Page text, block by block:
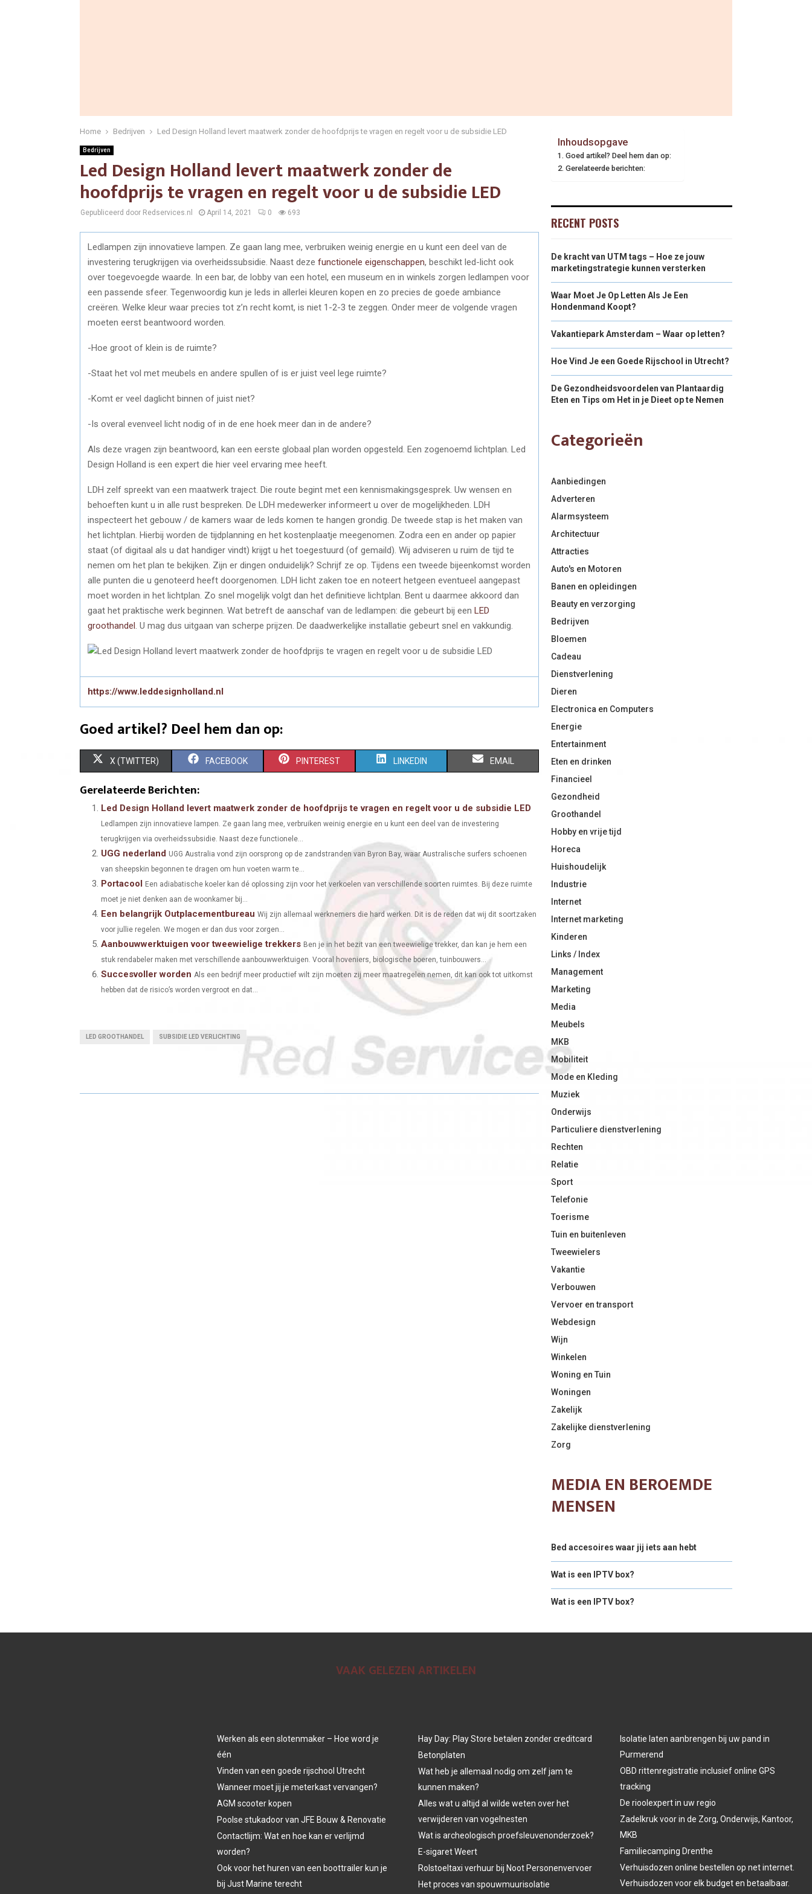
Home Bedrijven Led Design Holland levert maatwerk zonder de hoofdprijs te vragen en regelt voor u de subsidie LED
Bedrijven
Led Design Holland levert maatwerk zonder de
hoofdprijs te vragen en regelt voor u de subsidie LED
Gepubliceerd door Redservices.nl April 14, 2021 0 693
Ledlampen zijn innovatieve lampen. Ze gaan lang mee, verbruiken weinig energie en u kunt een deel van de
investering terugkrijgen via overheidssubsidie. Naast deze functionele eigenschappen, beschikt led-licht ook
over toegevoegde waarde. In een bar, de lobby van een hotel, een museum en in winkels zorgen ledlampen voor
een passende sfeer. Tegenwoordig kun je leds in allerlei kleuren kopen en zo precies de goede ambiance
creëren. Welke kleur waar precies tot z’n recht komt, is niet 1-2-3 te zeggen. Onder meer de volgende vragen
moeten eerst beantwoord worden.
-Hoe groot of klein is de ruimte?
-Staat het vol met meubels en andere spullen of is er juist veel lege ruimte?
-Komt er veel daglicht binnen of juist niet?
-Is overal evenveel licht nodig of in de ene hoek meer dan in de andere?
Als deze vragen zijn beantwoord, kan een eerste globaal plan worden opgesteld. Een zogenoemd lichtplan. Led
Design Holland is een expert die hier veel ervaring mee heeft.
LDH zelf spreekt van een maatwerk traject. Die route begint met een kennismakingsgesprek. Uw wensen en
behoeften kunt u in alle rust bespreken. De LDH medewerker informeert u over de mogelijkheden. LDH
inspecteert het gebouw / de kamers waar de leds komen te hangen grondig. De tweede stap is het maken van
het lichtplan. Hierbij worden de tijdplanning en het kostenplaatje meegenomen. Zodra een en ander op papier
staat (of digitaal als u dat handiger vindt) krijgt u het toegestuurd (of gemaild). Wij adviseren u ruim de tijd te
nemen om het plan te bekijken. Zijn er dingen onduidelijk? Schrijf ze op. Tijdens een tweede bijeenkomst worden
alle punten die u genoteerd heeft doorgenomen. LDH licht zaken toe en noteert hetgeen eventueel aangepast
moet worden in het lichtplan. Zo snel mogelijk volgt dan het definitieve lichtplan. Bent u daarmee akkoord dan
gaat het praktische werk beginnen. Wat betreft de aanschaf van de ledlampen: die gebeurt bij een LED
groothandel . U mag dus uitgaan van scherpe prijzen. De daadwerkelijke installatie gebeurt snel en vakkundig.
https://www.leddesignholland.nl
Goed artikel? Deel hem dan op:
S
R
O
X (TWITTER) S
A
R
O
FACEBOOK S
R
O
PINTEREST S
R
E
LINKEDIN S
R
N
EMAIL
Gerelateerde Berichten:
Led Design Holland levert maatwerk zonder de hoofdprijs te vragen en regelt voor u de subsidie LED
Ledlampen zijn innovatieve lampen. Ze gaan lang mee, verbruiken weinig energie en u kunt een deel van de investering
terugkrijgen via overheidssubsidie. Naast deze functionele...
UGG nederland UGG Australia vond zijn oorsprong op de zandstranden van Byron Bay, waar Australische surfers schoenen
van sheepskin begonnen te dragen om hun voeten warm te...
Portacool Een adiabatische koeler kan dé oplossing zijn voor het verkoelen van verschillende soorten ruimtes. Bij deze ruimte
moet je niet denken aan de woonkamer bij...
Een belangrijk Outplacementbureau Wij zijn allemaal werknemers die hard werken. Dit is de reden dat wij dit soortzaken
voor jullie regelen. We mogen er dan dus voor zorgen...
Aanbouwwerktuigen voor tweewielige trekkers Ben je in het bezit van een tweewielige trekker, dan kan je hem een
stuk rendabeler maken met verschillende aanbouwwerktuigen. Vooral hoveniers, biologische boeren, tuinbouwers...
Succesvoller worden Als een bedrijf meer productief wilt zijn moeten zij meer maatregelen nemen, dit kan ook tot uitkomst
hebben dat de risico’s worden vergroot en dat...
LED GROOTHANDEL SUBSIDIE LED VERLICHTING
Inhoudsopgave
Goed artikel? Deel hem dan op:
Gerelateerde berichten:
RECENT POSTS
De kracht van UTM tags – Hoe ze jouw
marketingstrategie kunnen versterken
Waar Moet Je Op Letten Als Je Een
Hondenmand Koopt?
Vakantiepark Amsterdam – Waar op letten?
Hoe Vind Je een Goede Rijschool in Utrecht?
De Gezondheidsvoordelen van Plantaardig
Eten en Tips om Het in je Dieet op te Nemen
Categorieën
Aanbiedingen
Adverteren
Alarmsysteem
Architectuur
Attracties
Auto's en Motoren
Banen en opleidingen
Beauty en verzorging
Bedrijven
Bloemen
Cadeau
Dienstverlening
Dieren
Electronica en Computers
Energie
Entertainment
Eten en drinken
Financieel
Gezondheid
Groothandel
Hobby en vrije tijd
Horeca
Huishoudelijk
Industrie
Internet
Internet marketing
Kinderen
Links / Index
Management
Marketing
Media
Meubels
MKB
Mobiliteit
Mode en Kleding
Muziek
Onderwijs
Particuliere dienstverlening
Rechten
Relatie
Sport
Telefonie
Toerisme
Tuin en buitenleven
Tweewielers
Vakantie
Verbouwen
Vervoer en transport
Webdesign
Wijn
Winkelen
Woning en Tuin
Woningen
Zakelijk
Zakelijke dienstverlening
Zorg
MEDIA EN BEROEMDE
MENSEN
Bed accesoires waar jij iets aan hebt
Wat is een IPTV box?
Wat is een IPTV box?
VAAK GELEZEN ARTIKELEN
Werken als een slotenmaker – Hoe word je
één
Vinden van een goede rijschool Utrecht
Wanneer moet jij je meterkast vervangen?
AGM scooter kopen
Poolse stukadoor van JFE Bouw & Renovatie
Contactlijm: Wat en hoe kan er verlijmd
worden?
Ook voor het huren van een boottrailer kun je
bij Just Marine terecht
Hay Day: Play Store betalen zonder creditcard
Betonplaten
Wat heb je allemaal nodig om zelf jam te
kunnen maken?
Alles wat u altijd al wilde weten over het
verwijderen van vogelnesten
Wat is archeologisch proefsleuvenonderzoek?
E-sigaret Weert
Rolstoeltaxi verhuur bij Noot Personenvervoer
Het proces van spouwmuurisolatie
Isolatie laten aanbrengen bij uw pand in
Purmerend
OBD rittenregistratie inclusief online GPS
tracking
De rioolexpert in uw regio
Zadelkruk voor in de Zorg, Onderwijs, Kantoor,
MKB
Familiecamping Drenthe
Verhuisdozen online bestellen op net internet.
Verhuisdozen voor elk budget en betaalbaar.